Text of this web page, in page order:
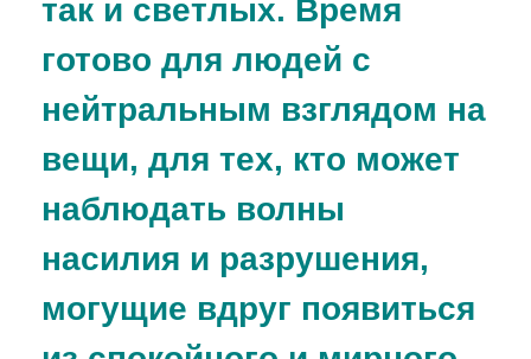
так и светлых. Время
готово для людей с
нейтральным взглядом на
вещи, для тех, кто может
наблюдать волны
насилия и разрушения,
могущие вдруг появиться